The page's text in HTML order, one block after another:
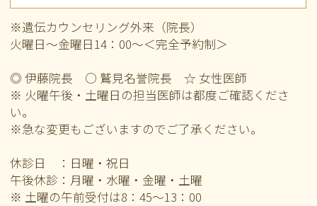
※遺伝カウンセリング外来（院長）
火曜日～金曜日14：00～＜完全予約制＞
◎ 伊藤院長 ○ 鷲見名誉院長 ☆ 女性医師
※ 火曜午後・土曜日の担当医師は都度ご確認くださ
い。
※急な変更もございますのでご了承ください。
休診日 ：日曜・祝日
午後休診：月曜・水曜・金曜・土曜
※ 土曜の午前受付は8：45～13：00